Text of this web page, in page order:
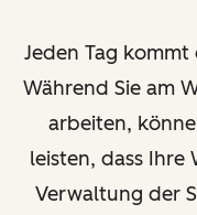
Jeden Tag
Während Sie am
arbeiten,
leisten, dass Ihre
Verwaltung der